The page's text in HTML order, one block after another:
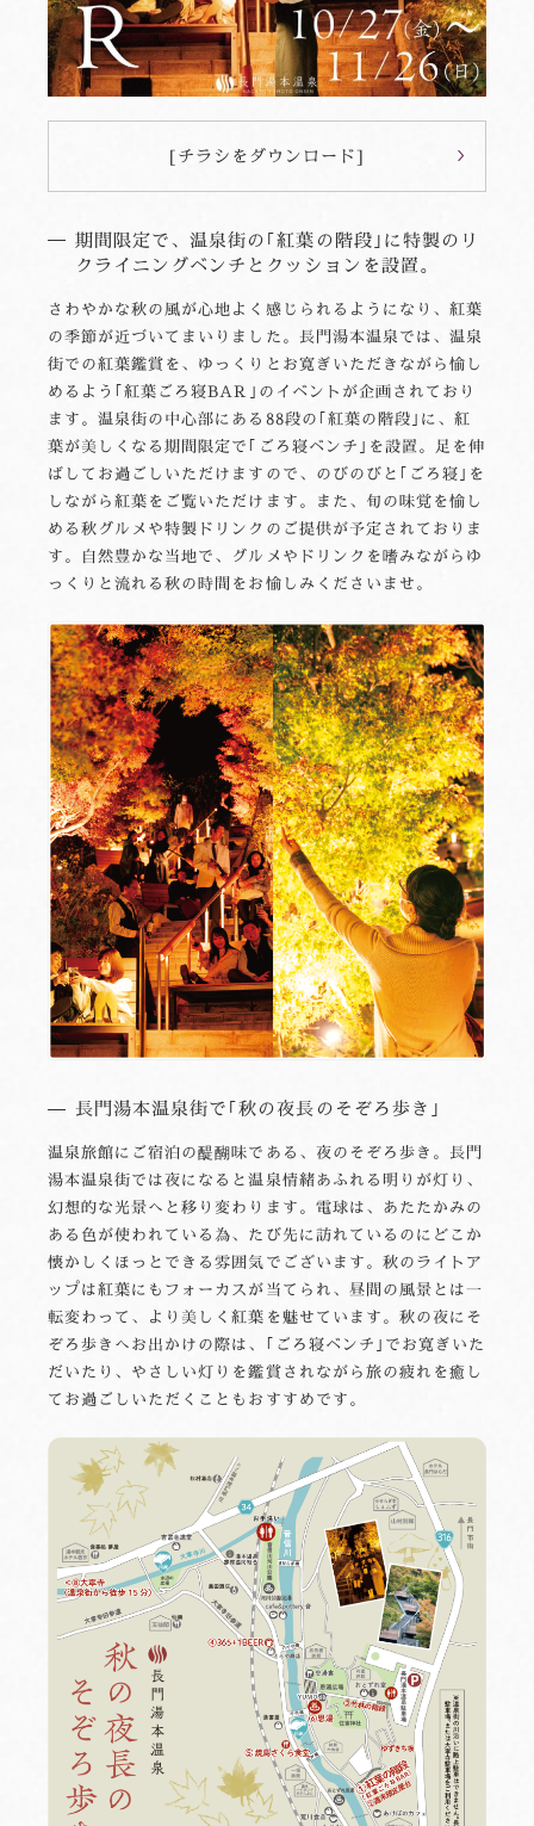
[チラシをダウンロード]
期間限定で、温泉街の｢紅葉の階段｣に特製のリ
クライニングベンチとクッションを設置。
さわやかな秋の風が心地よく感じられるようになり、紅葉
の季節が近づいてまいりました。長門湯本温泉では、温泉
街での紅葉鑑賞を、ゆっくりとお寛ぎいただきながら愉し
めるよう｢紅葉ごろ寝BAR｣のイベントが企画されており
ます。温泉街の中心部にある88段の｢紅葉の階段｣に、紅
葉が美しくなる期間限定で｢ごろ寝ベンチ｣を設置。足を伸
ばしてお過ごしいただけますので、のびのびと｢ごろ寝｣を
しながら紅葉をご覧いただけます。また、旬の味覚を愉し
める秋グルメや特製ドリンクのご提供が予定されておりま
す。自然豊かな当地で、グルメやドリンクを嗜みながらゆ
っくりと流れる秋の時間をお愉しみくださいませ。
長門湯本温泉街で｢秋の夜長のそぞろ歩き｣
温泉旅館にご宿泊の醍醐味である、夜のそぞろ歩き。長門
湯本温泉街では夜になると温泉情緒あふれる明りが灯り、
幻想的な光景へと移り変わります。電球は、あたたかみの
ある色が使われている為、たび先に訪れているのにどこか
懐かしくほっとできる雰囲気でございます。秋のライトア
ップは紅葉にもフォーカスが当てられ、昼間の風景とは一
転変わって、より美しく紅葉を魅せています。秋の夜にそ
ぞろ歩きへお出かけの際は、｢ごろ寝ベンチ｣でお寛ぎいた
だいたり、やさしい灯りを鑑賞されながら旅の疲れを癒し
てお過ごしいただくこともおすすめです。